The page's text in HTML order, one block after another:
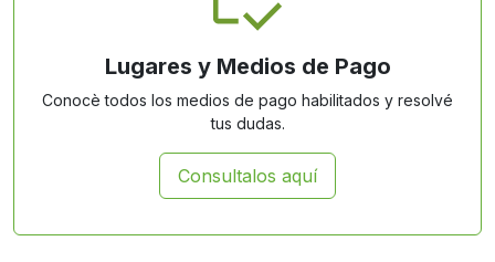
Lugares y Medios de Pago
Conocè todos los medios de pago habilitados y resolvé
tus dudas.
Consultalos aquí